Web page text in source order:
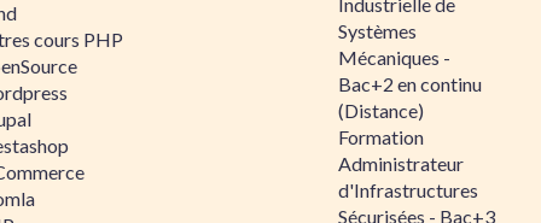
cours PHP
Systèmes
Mécaniques -
Bac+2 en continu
(Distance)
Formation
Administrateur
d'Infrastructures
Sécurisées - Bac+3